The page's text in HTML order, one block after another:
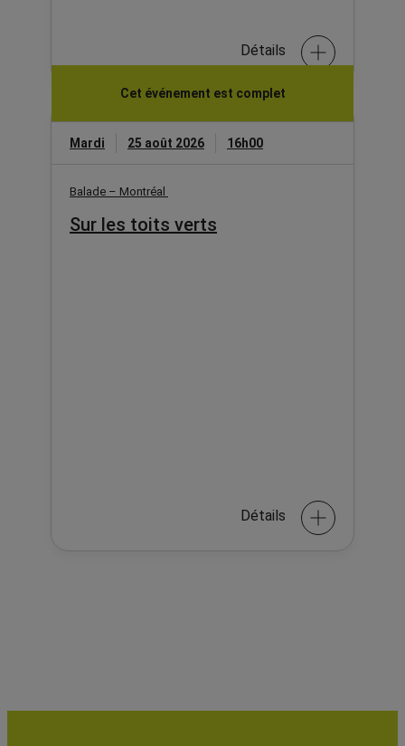
Détails
Cet événement est complet
Mardi 25 août 2026 16h00
Balade – Montréal
Sur les toits verts
Détails